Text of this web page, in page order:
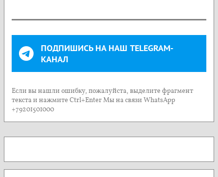
ПОДПИШИСЬ НА НАШ TELEGRAM-
КАНАЛ
Если вы нашли ошибку, пожалуйста, выделите фрагмент
текста и нажмите Ctrl+Enter Мы на связи WhatsApp
+79201501000